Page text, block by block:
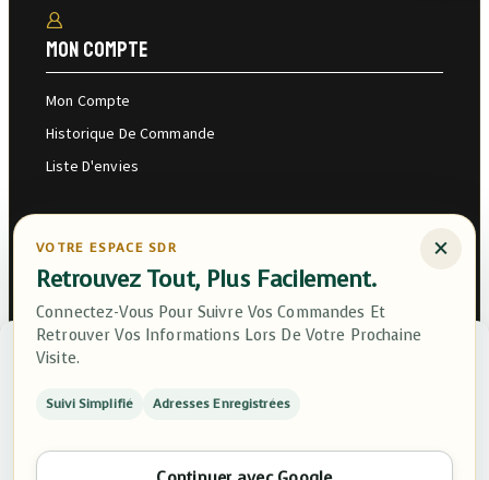
Technologies Telles Que Les Cookies Pour Stocker Et/ou Accéder Aux
Nous Permettra De Traiter Des Données Telles Que Le Comportement
De Navigation Ou Les ID Uniques Sur Ce Site. Le Fait De Ne Pas
Mon Compte
Mon Compte
Historique De Commande
Liste D'envies
Saint-André, Réunion
×
VOTRE ESPACE SDR
Retrouvez Tout, Plus Facilement.
Connectez-Vous Pour Suivre Vos Commandes Et
Retrouver Vos Informations Lors De Votre Prochaine
Visite.
Suivi Simplifié Adresses Enregistrées